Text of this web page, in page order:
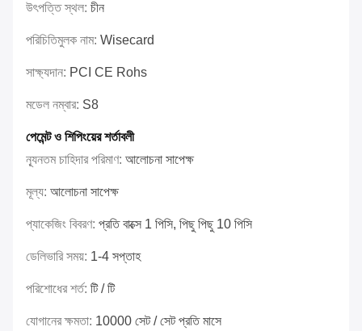
উৎপত্তি স্থল: চীন
পরিচিতিমুলক নাম: Wisecard
সাক্ষ্যদান: PCI CE Rohs
মডেল নম্বার: S8
পেমেন্ট ও শিপিংয়ের শর্তাবলী
ন্যূনতম চাহিদার পরিমাণ: আলোচনা সাপেক্ষ
মূল্য: আলোচনা সাপেক্ষ
প্যাকেজিং বিবরণ: প্রতি বাক্সে 1 পিসি, পিছু পিছু 10 পিসি
ডেলিভারি সময়: 1-4 সপ্তাহ
পরিশোধের শর্ত: টি / টি
যোগানের ক্ষমতা: 10000 সেট / সেট প্রতি মাসে